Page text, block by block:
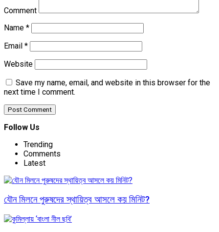
Comment
Name *
Email *
Website
Save my name, email, and website in this browser for the
next time I comment.
Follow Us
Trending
Comments
Latest
যৌন মিলনে পুরুষদের স্থায়িত্ব আসলে কয় মিনিট?